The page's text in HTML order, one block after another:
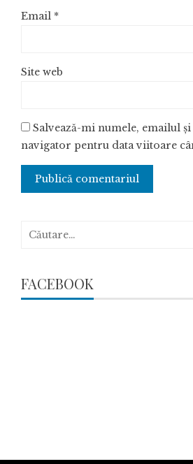
Email *
Site web
Salvează-mi numele, emailul
navigator pentru data viitoare
Caută
FACEBOOK